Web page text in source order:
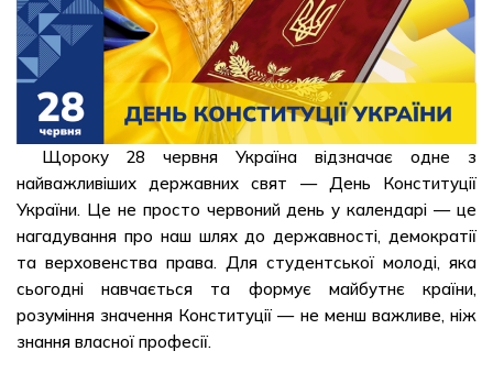
Щороку 28 червня Україна відзначає одне з
найважливіших державних свят — День Конституції
України. Це не просто червоний день у календарі — це
нагадування про наш шлях до державності, демократії
та верховенства права. Для студентської молоді, яка
сьогодні навчається та формує майбутнє країни,
розуміння значення Конституції — не менш важливе, ніж
знання власної професії.